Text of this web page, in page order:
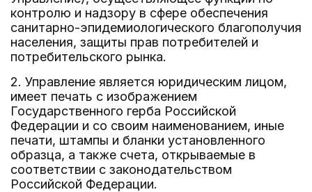
контролю и надзору в сфере обеспечения
санитарно-эпидемиологического благополучия
населения, защиты прав потребителей и
потребительского рынка.
2. Управление является юридическим лицом,
имеет печать с изображением
Государственного герба Российской
Федерации и со своим наименованием, иные
печати, штампы и бланки установленного
образца, а также счета, открываемые в
соответствии с законодательством
Российской Федерации.